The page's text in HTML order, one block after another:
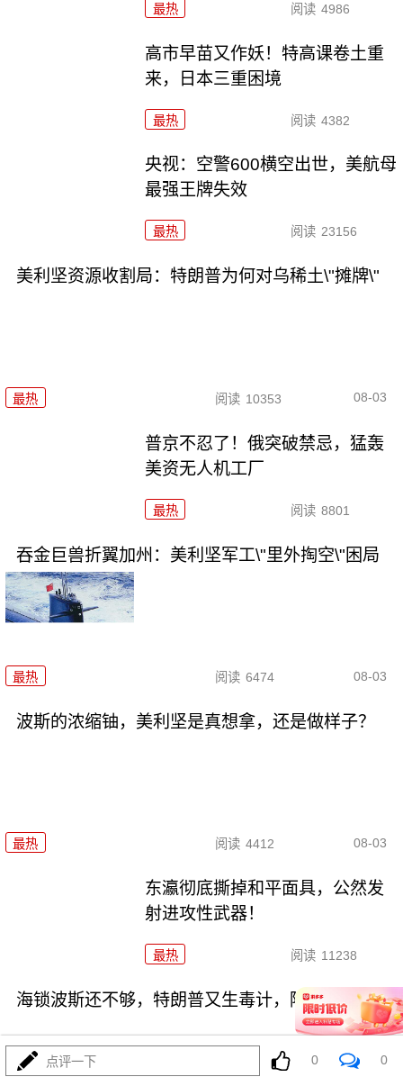
最热 阅读 4986
高市早苗又作妖！特高课卷土重
来，日本三重困境
最热 阅读 4382
央视：空警600横空出世，美航母
最强王牌失效
最热 阅读 23156
美利坚资源收割局：特朗普为何对乌稀土\"摊牌\"
最热 阅读 10353 08-03
普京不忍了！俄突破禁忌，猛轰
美资无人机工厂
最热 阅读 8801
吞金巨兽折翼加州：美利坚军工\"里外掏空\"困局
最热 阅读 6474 08-03
波斯的浓缩铀，美利坚是真想拿，还是做样子？
最热 阅读 4412 08-03
东瀛彻底撕掉和平面具，公然发
射进攻性武器！
最热 阅读 11238
海锁波斯还不够，特朗普又生毒计，陆地也要封
点评一下 0 0